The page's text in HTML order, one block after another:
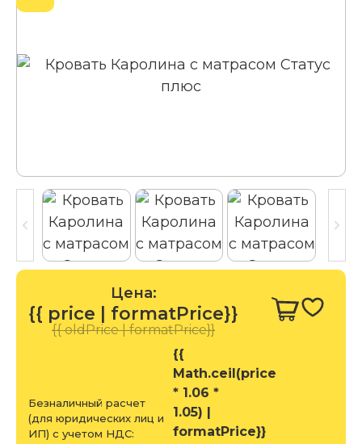
Цена:
{{ price | formatPrice}}
{{ oldPrice | formatPrice}}
Безналичный расчет
(для юридических лиц и
ИП) с учетом НДС:
{{
Math.ceil(price
* 1.06 *
1.05) |
formatPrice}}